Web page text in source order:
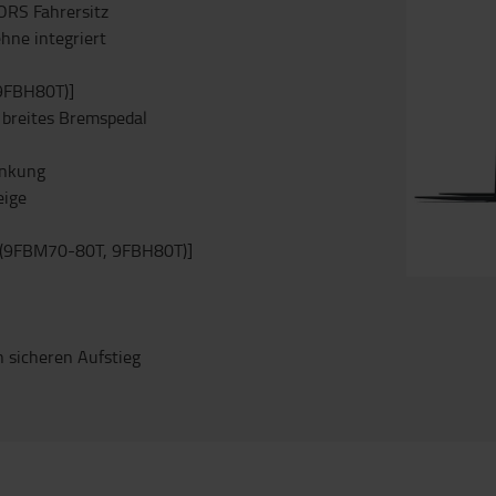
Fahrersitz
integriert
Bremspedal
80T, 9FBH80T)]
Aufstieg